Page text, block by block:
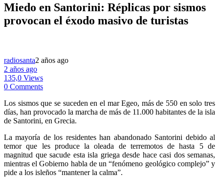
Miedo en Santorini: Réplicas por sismos
provocan el éxodo masivo de turistas
radiosanta2 años ago
2 años ago
135,0 Views
0 Comments
Los sismos que se suceden en el mar Egeo, más de 550 en solo tres
días, han provocado la marcha de más de 11.000 habitantes de la isla
de Santorini, en Grecia.
La mayoría de los residentes han abandonado Santorini debido al
temor que les produce la oleada de terremotos de hasta 5 de
magnitud que sacude esta isla griega desde hace casi dos semanas,
mientras el Gobierno habla de un “fenómeno geológico complejo” y
pide a los isleños “mantener la calma”.